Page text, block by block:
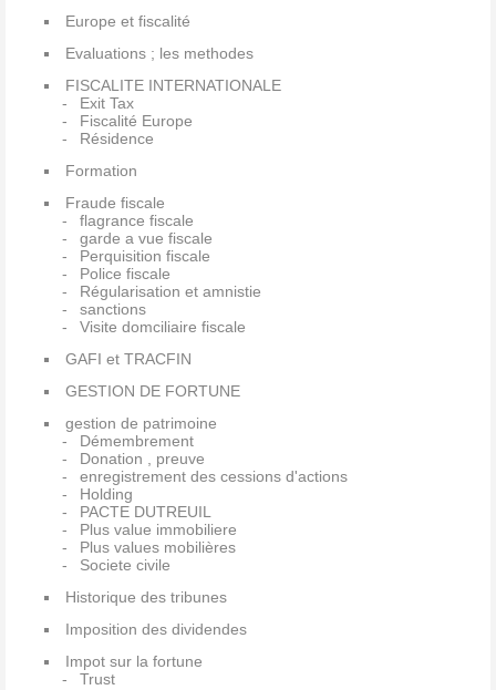
Europe et fiscalité
Evaluations ; les methodes
FISCALITE INTERNATIONALE
Exit Tax
Fiscalité Europe
Résidence
Formation
Fraude fiscale
flagrance fiscale
garde a vue fiscale
Perquisition fiscale
Police fiscale
Régularisation et amnistie
sanctions
Visite domciliaire fiscale
GAFI et TRACFIN
GESTION DE FORTUNE
gestion de patrimoine
Démembrement
Donation , preuve
enregistrement des cessions d'actions
Holding
PACTE DUTREUIL
Plus value immobiliere
Plus values mobilières
Societe civile
Historique des tribunes
Imposition des dividendes
Impot sur la fortune
Trust